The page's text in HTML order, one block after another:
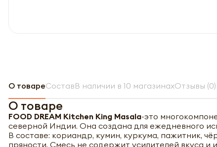
О товареСоставВ наличии в 10 магазинахОтзывы (0)
О товаре
FOOD DREAM Kitchen King Masala-это
северной Индии. Она создана для ежедневного
В составе: кориандр, кумин, куркума, пажитник,
пряности. Смесь не содержит усилителей вкуса и